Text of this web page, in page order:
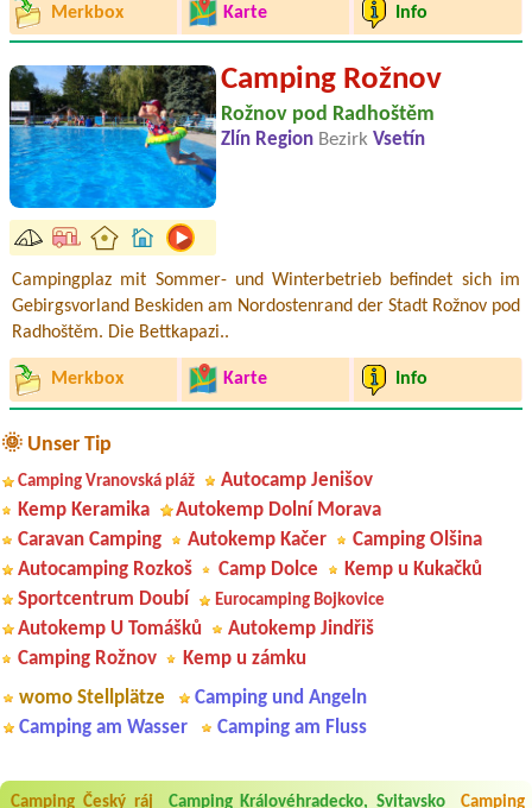
Merkbox Karte Info
Camping Rožnov
Rožnov pod Radhoštěm
Zlín Region Bezirk Vsetín
Campingplaz mit Sommer- und Winterbetrieb befindet sich im
Gebirgsvorland Beskiden am Nordostenrand der Stadt Rožnov pod
Radhoštěm. Die Bettkapazi..
Merkbox Karte Info
🌞 Unser Tip
Camping Vranovská pláž
Autocamp Jenišov
Kemp Keramika
Autokemp Dolní Morava
Caravan Camping
Autokemp Kačer
Camping Olšina
Autocamping Rozkoš
Camp Dolce
Kemp u Kukačků
Sportcentrum Doubí
Eurocamping Bojkovice
Autokemp U Tomášků
Autokemp Jindřiš
Camping Rožnov
Kemp u zámku
womo Stellplätze
Camping und Angeln
Camping am Wasser
Camping am Fluss
Camping Český ráj Camping Královéhradecko, Svitavsko Camping
Aneta Melicharová***